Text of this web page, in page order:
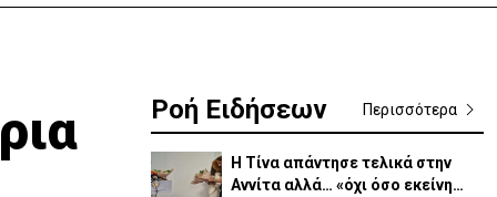
Ροή Ειδήσεων Περισσότερα
Η Τίνα απάντησε τελικά στην
Αννίτα αλλά… «όχι όσο εκείνη